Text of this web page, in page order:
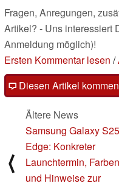
Fragen, Anregungen,
Artikel? - Uns interessiert
Anmeldung möglich)!
Ersten Kommentar lesen /
Diesen Artikel
⟨
Ältere News
Samsung Galaxy S25
Edge: Konkreter
Launchtermin, Farben
und Hinweise zur